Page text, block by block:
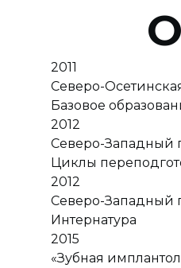
2011
Северо-
Базовое
2012
Северо-Западный
Циклы
2012
Северо-Западный
Интернатура
2015
«Зубная